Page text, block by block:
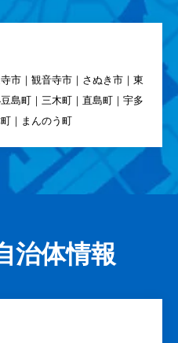
市｜観音寺市｜さぬき市｜東
島町｜三木町｜直島町｜宇多
｜まんのう町
治体情報